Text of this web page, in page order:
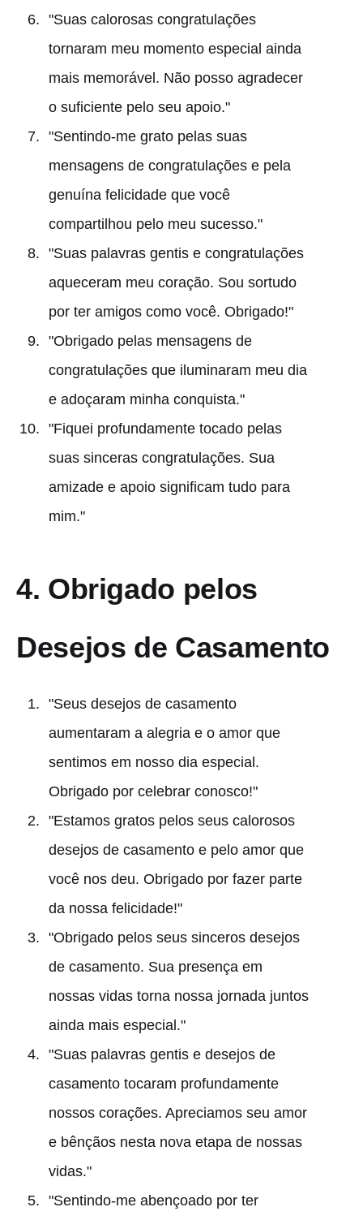
"Suas calorosas congratulações
tornaram meu momento especial ainda
mais memorável. Não posso agradecer
o suficiente pelo seu apoio."
"Sentindo-me grato pelas suas
mensagens de congratulações e pela
genuína felicidade que você
compartilhou pelo meu sucesso."
"Suas palavras gentis e congratulações
aqueceram meu coração. Sou sortudo
por ter amigos como você. Obrigado!"
"Obrigado pelas mensagens de
congratulações que iluminaram meu dia
e adoçaram minha conquista."
"Fiquei profundamente tocado pelas
suas sinceras congratulações. Sua
amizade e apoio significam tudo para
mim."
4. Obrigado pelos
Desejos de Casamento
"Seus desejos de casamento
aumentaram a alegria e o amor que
sentimos em nosso dia especial.
Obrigado por celebrar conosco!"
"Estamos gratos pelos seus calorosos
desejos de casamento e pelo amor que
você nos deu. Obrigado por fazer parte
da nossa felicidade!"
"Obrigado pelos seus sinceros desejos
de casamento. Sua presença em
nossas vidas torna nossa jornada juntos
ainda mais especial."
"Suas palavras gentis e desejos de
casamento tocaram profundamente
nossos corações. Apreciamos seu amor
e bênçãos nesta nova etapa de nossas
vidas."
"Sentindo-me abençoado por ter